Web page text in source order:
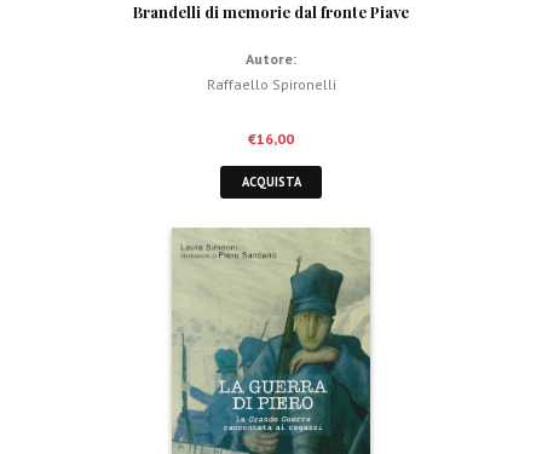
Brandelli di memorie dal fronte Piave
Autore:
Raffaello Spironelli
€16,00
ACQUISTA